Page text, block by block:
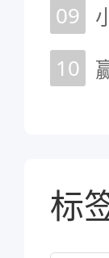
09
10
标